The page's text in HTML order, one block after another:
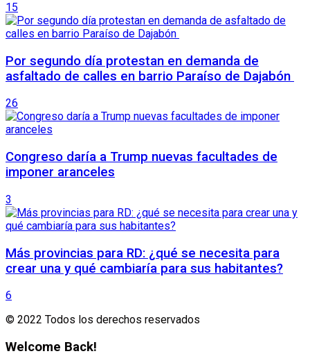
15
Por segundo día protestan en demanda de
asfaltado de calles en barrio Paraíso de Dajabón
26
Congreso daría a Trump nuevas facultades de
imponer aranceles
3
Más provincias para RD: ¿qué se necesita para
crear una y qué cambiaría para sus habitantes?
6
© 2022 Todos los derechos reservados
Welcome Back!